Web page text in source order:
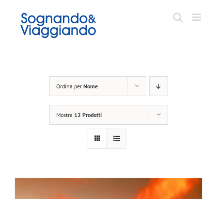
contenuto
Ordina per Nome
Mostra 12 Prodotti